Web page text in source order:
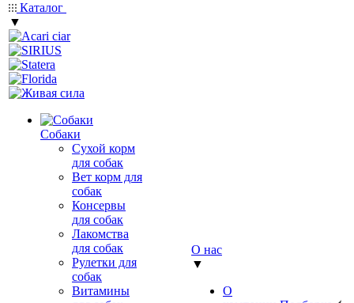
Каталог
▼
Собаки
Сухой корм
для собак
Вет корм для
собак
Консервы
для собак
Лакомства
для собак
Рулетки для
собак
Витамины
О нас
▼
О